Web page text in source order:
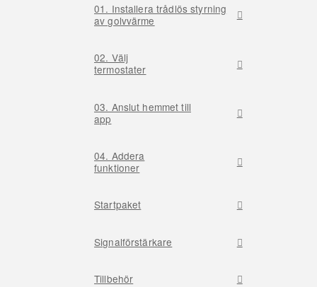
01. Installera trådlös styrning
av golvvärme
02. Välj
termostater
03. Anslut hemmet till
app
04. Addera
funktioner
Startpaket
Signalförstärkare
Tillbehör